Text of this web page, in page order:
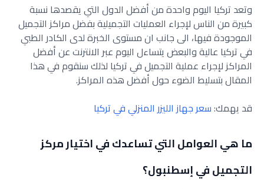
وتعد تركيا اليوم واحدة من أفضل الدول التي يقصدها نسبة
كبيرة من الناس لإجراء العمليات التجميلية بفضل مراكز التجميل
الموجودة فيها، الى جانب ان مستوى الخبرة لدى الكادر الطبي
في تركيا عالية والبعض يتساءل اليوم عبر الانترنت عن أفضل
المراكز لإجراء عملية التجميل في تركيا لذلك سنقوم في هذا
المقال بتسليط الضوء حول أفضل هذه المراكز.
قد يهمك:سعر جهاز الليزر المنزلي في تركيا
ما هي العوامل التي تساعدك في اختيار مركز
التجميل في إسطنبول؟